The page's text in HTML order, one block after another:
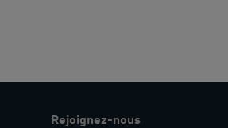
Rejoignez-nous